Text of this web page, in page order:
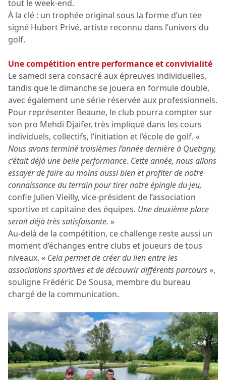
tout le week-end.
À la clé : un trophée original sous la forme d’un tee
signé Hubert Privé, artiste reconnu dans l’univers du
golf.
Une compétition entre performance et convivialité
Le samedi sera consacré aux épreuves individuelles,
tandis que le dimanche se jouera en formule double,
avec également une série réservée aux professionnels.
Pour représenter Beaune, le club pourra compter sur
son pro Mehdi Djaifer, très impliqué dans les cours
individuels, collectifs, l’initiation et l’école de golf. «
Nous avons terminé troisièmes l’année dernière à Quetigny,
c’était déjà une belle performance. Cette année, nous allons
essayer de faire au moins aussi bien et profiter de notre
connaissance du terrain pour tirer notre épingle du jeu,
confie Julien Vieilly, vice-président de l’association
sportive et capitaine des équipes. Une deuxième place
serait déjà très satisfaisante. »
Au-delà de la compétition, ce challenge reste aussi un
moment d’échanges entre clubs et joueurs de tous
niveaux. « Cela permet de créer du lien entre les
associations sportives et de découvrir différents parcours »,
souligne Frédéric De Sousa, membre du bureau
chargé de la communication.